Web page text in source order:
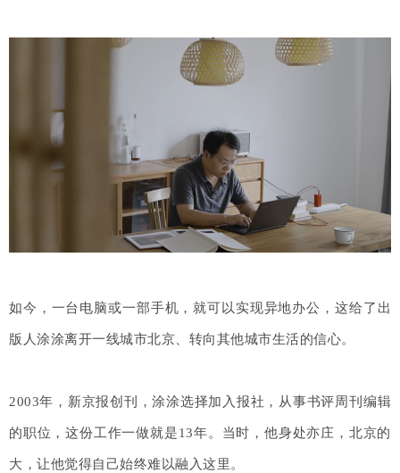
如今，一台电脑或一部手机，就可以实现异地办公，这给了出
版人涂涂离开一线城市北京、转向其他城市生活的信心。
2003年，新京报创刊，涂涂选择加入报社，从事书评周刊编辑
的职位，这份工作一做就是13年。当时，他身处亦庄，北京的
大，让他觉得自己始终难以融入这里。